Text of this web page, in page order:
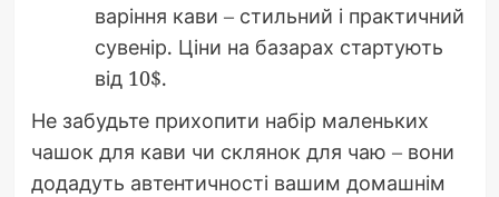
варіння кави – стильний і практичний
сувенір. Ціни на базарах стартують
від 10$.
Не забудьте прихопити набір маленьких
чашок для кави чи склянок для чаю – вони
додадуть автентичності вашим домашнім